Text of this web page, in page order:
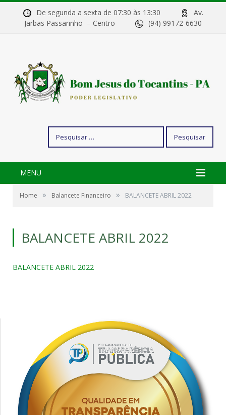
De segunda a sexta de 07:30 às 13:30
Av.
Jarbas Passarinho – Centro
(94) 99172-6630
por:
MENU
Home » Balancete Financeiro » BALANCETE ABRIL 2022
BALANCETE ABRIL 2022
BALANCETE ABRIL 2022